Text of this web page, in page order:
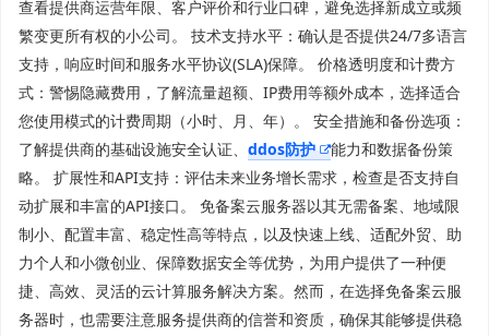
查看提供商运营年限、客户评价和行业口碑，避免选择新成立或频
繁变更所有权的小公司。 技术支持水平：确认是否提供24/7多语言
支持，响应时间和服务水平协议(SLA)保障。 价格透明度和计费方
式：警惕隐藏费用，了解流量超额、IP费用等额外成本，选择适合
您使用模式的计费周期（小时、月、年）。 安全措施和备份选项：
了解提供商的基础设施安全认证、 ddos防护
能力和数据备份策
略。 扩展性和API支持：评估未来业务增长需求，检查是否支持自
动扩展和丰富的API接口。 免备案云服务器以其无需备案、地域限
制小、配置丰富、稳定性高等特点，以及快速上线、适配外贸、助
力个人和小微创业、保障数据安全等优势，为用户提供了一种便
捷、高效、灵活的云计算服务解决方案。然而，在选择免备案云服
务器时，也需要注意服务提供商的信誉和资质，确保其能够提供稳